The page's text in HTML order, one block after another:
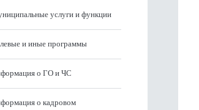
услуги и функции
и иные программы
о ГО и ЧС
о кадровом